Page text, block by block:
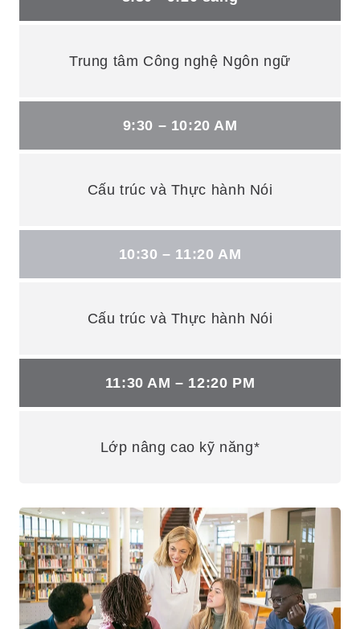
Trung tâm Công nghệ Ngôn ngữ
9:30 – 10:20 AM
Cấu trúc và Thực hành Nói
10:30 – 11:20 AM
Cấu trúc và Thực hành Nói
11:30 AM – 12:20 PM
Lớp nâng cao kỹ năng*